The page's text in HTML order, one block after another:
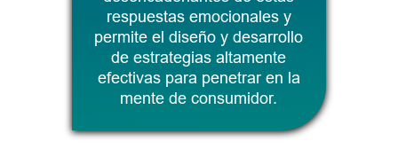
respuestas emocionales y
permite el diseño y desarrollo
de estrategias altamente
efectivas para penetrar en la
mente de consumidor.